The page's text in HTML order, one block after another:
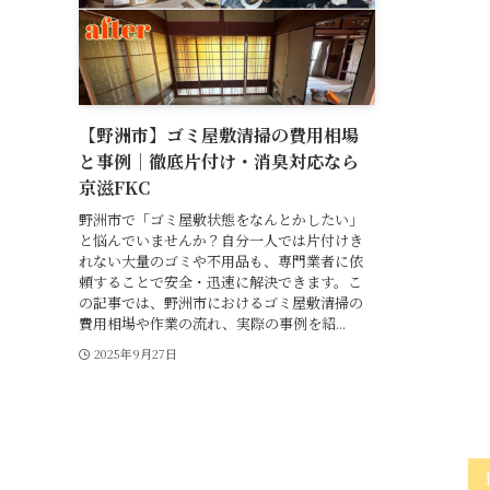
【野洲市】ゴミ屋敷清掃の費用相場
と事例｜徹底片付け・消臭対応なら
京滋FKC
野洲市で「ゴミ屋敷状態をなんとかしたい」
と悩んでいませんか？自分一人では片付けき
れない大量のゴミや不用品も、専門業者に依
頼することで安全・迅速に解決できます。こ
の記事では、野洲市におけるゴミ屋敷清掃の
費用相場や作業の流れ、実際の事例を紹...
2025年9月27日
1